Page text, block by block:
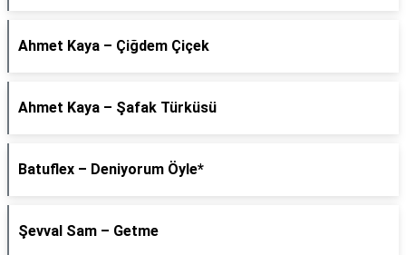
Ahmet Kaya – Çiğdem Çiçek
Ahmet Kaya – Şafak Türküsü
Batuflex – Deniyorum Öyle*
Şevval Sam – Getme